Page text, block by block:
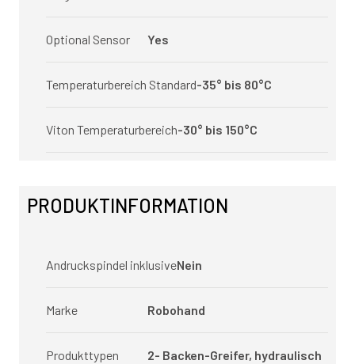
Optional Sensor Yes
Temperaturbereich Standard-35° bis 80°C
Viton Temperaturbereich-30° bis 150°C
PRODUKTINFORMATION
Andruckspindel inklusiveNein
Marke Robohand
Produkttypen 2- Backen-Greifer, hydraulisch